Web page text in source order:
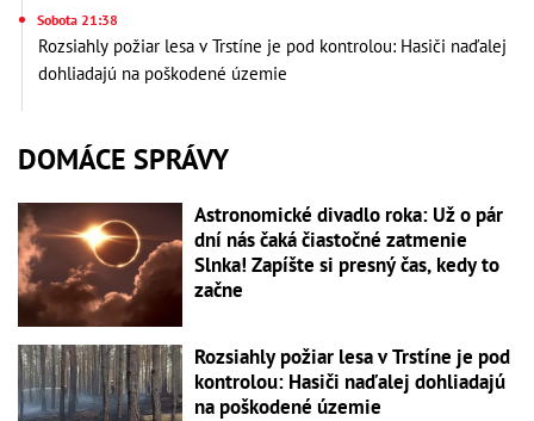
Sobota 21:38
Rozsiahly požiar lesa v Trstíne je pod kontrolou: Hasiči naďalej
dohliadajú na poškodené územie
DOMÁCE SPRÁVY
Astronomické divadlo roka: Už o pár
dní nás čaká čiastočné zatmenie
Slnka! Zapíšte si presný čas, kedy to
začne
Rozsiahly požiar lesa v Trstíne je pod
kontrolou: Hasiči naďalej dohliadajú
na poškodené územie